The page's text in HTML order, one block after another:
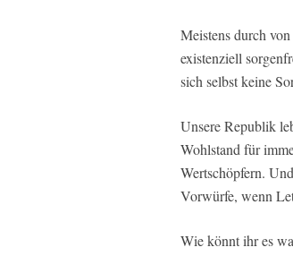
Meistens durch
existenziell
sich selbst keine
Unsere Republik
Wohlstand für
Wertschöpfern.
Vorwürfe, wenn
Wie könnt ihr es